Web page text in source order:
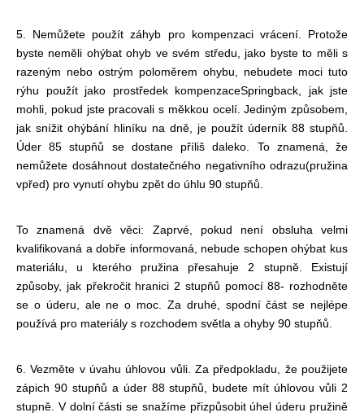
5. Nemůžete použít záhyb pro kompenzaci vrácení. Protože
byste neměli ohýbat ohyb ve svém středu, jako byste to měli s
razeným nebo ostrým poloměrem ohybu, nebudete moci tuto
rýhu použít jako prostředek kompenzaceSpringback, jak jste
mohli, pokud jste pracovali s měkkou ocelí. Jediným způsobem,
jak snížit ohýbání hliníku na dně, je použít úderník 88 stupňů.
Úder 85 stupňů se dostane příliš daleko. To znamená, že
nemůžete dosáhnout dostatečného negativního odrazu(pružina
vpřed) pro vynutí ohybu zpět do úhlu 90 stupňů.
To znamená dvě věci: Zaprvé, pokud není obsluha velmi
kvalifikovaná a dobře informovaná, nebude schopen ohýbat kus
materiálu, u kterého pružina přesahuje 2 stupně. Existují
způsoby, jak překročit hranici 2 stupňů pomocí 88- rozhodněte
se o úderu, ale ne o moc. Za druhé, spodní část se nejlépe
používá pro materiály s rozchodem světla a ohyby 90 stupňů.
6. Vezměte v úvahu úhlovou vůli. Za předpokladu, že použijete
zápich 90 stupňů a úder 88 stupňů, budete mít úhlovou vůli 2
stupně. V dolní části se snažíme přizpůsobit úhel úderu pružině